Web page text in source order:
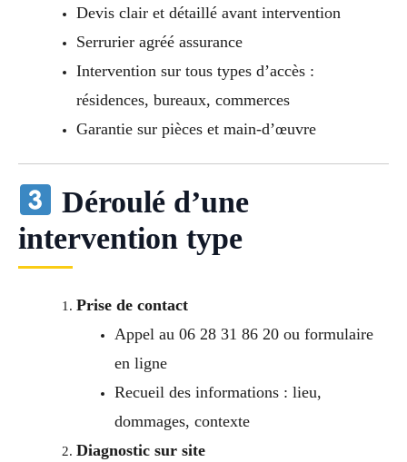
Devis clair et détaillé avant intervention
Serrurier agréé assurance
Intervention sur tous types d’accès :
résidences, bureaux, commerces
Garantie sur pièces et main-d’œuvre
Déroulé d’une
intervention type
Prise de contact
Appel au 06 28 31 86 20 ou formulaire
en ligne
Recueil des informations : lieu,
dommages, contexte
Diagnostic sur site